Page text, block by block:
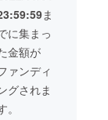
備考欄
に掲載
名のご
記入を
お願い
致しま
す。掲
載不要
費が必
要とな
りま
す。 ※
講演の
内容は
下記①
～③の
※３時間
は搬
入・撤
収込み
のお時
間で
す。 ※
マイク
ま
に集まっ
金額が
ァンディ
グされま
。